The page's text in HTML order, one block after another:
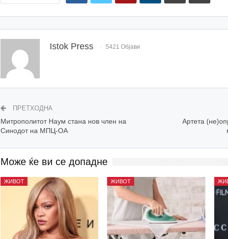
Istok Press 5421 Објави
ПРЕТХОДНА
Митрополитот Наум стана нов член на
Синодот на МПЦ-ОА
Артета
Може ќе ви се допадне
ЖИВОТ ЖИВОТ